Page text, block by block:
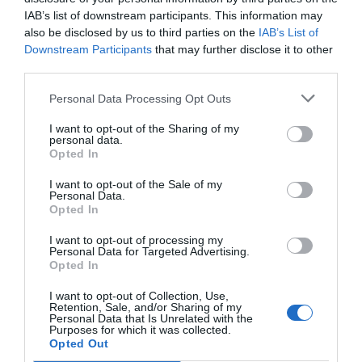
IAB’s list of downstream participants. This information may
also be disclosed by us to third parties on the IAB’s List of
Downstream Participants that may further disclose it to other
Personal Data Processing Opt Outs
I want to opt-out of the Sharing of my
personal data.
Opted In
I want to opt-out of the Sale of my
Personal Data.
Opted In
I want to opt-out of processing my
Personal Data for Targeted Advertising.
Opted In
I want to opt-out of Collection, Use,
Retention, Sale, and/or Sharing of my
Personal Data that Is Unrelated with the
Purposes for which it was collected.
Opted Out
para poder abrir los complejos ya que no tienen
capacidad para innivar a la totalidad de las pistas.
Mejoras en las pistas
Las pistas han invertido en mejoras para afrontar
la temporada, desde las más pequeñas como
Tavascan, en el Pallars Sobirà, que están
ampliando los paravientos porque el cambio
climático ha hecho aumentar el viento en la
desaparezca, hasta las más grandes, como
Baqueira, que además del nuevo telesilla también
han mejorado servicios.
En la estación de Port del Comte, en el Solsonès, la